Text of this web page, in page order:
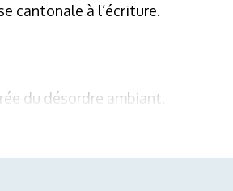
cantonale à l’écriture.
du désordre ambiant.